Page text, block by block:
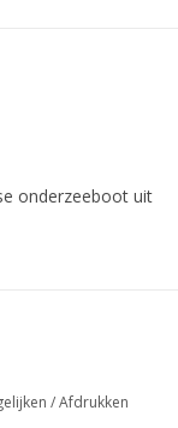
onderzeeboot uit
/Afdrukken